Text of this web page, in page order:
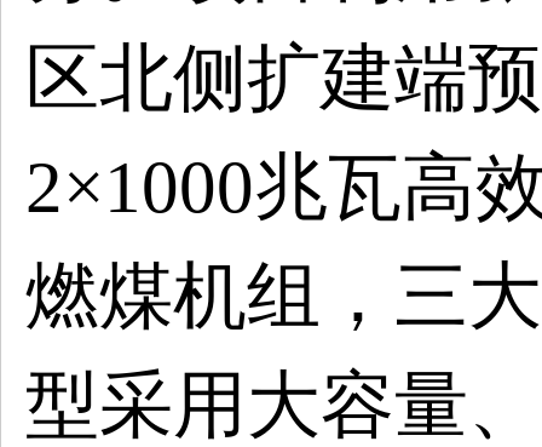
区北侧扩建端
2×1000兆瓦高
燃煤机组，三
型采用大容量